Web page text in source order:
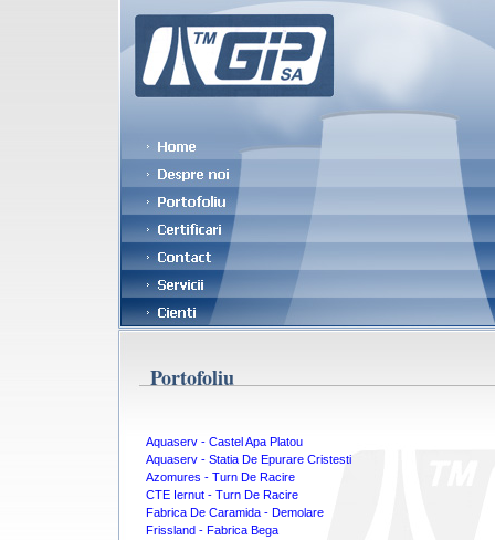
Portofoliu
Aquaserv - Castel Apa Platou
Aquaserv - Statia De Epurare Cristesti
Azomures - Turn De Racire
CTE Iernut - Turn De Racire
Fabrica De Caramida - Demolare
Frissland - Fabrica Bega